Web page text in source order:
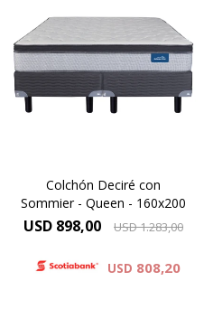
un sistema de Resortes
Pocket independientes con
espumas de calidad
premium para ofrecer un
descanso confortable,
estable y con un excelente
nivel de adaptación. Su
diseño está pensado para
Colchón Deciré con
Sommier - Queen - 160x200
USD 898,00 USD1.283,00
USD 808,20